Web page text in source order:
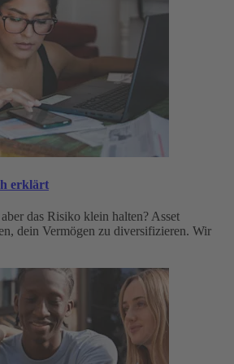
erklärt
das Risiko klein halten? Asset
dein Vermögen zu diversifizieren. Wir